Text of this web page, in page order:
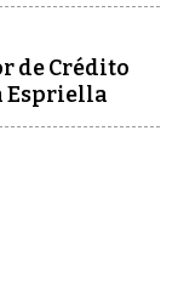
de Crédito
Espriella